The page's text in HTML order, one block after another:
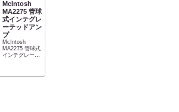
McIntosh
MA2275 管球
式インテグレ
ーテッドアン
プ
McIntosh
MA2275 管球式
インテグレーテ
です。中古オー